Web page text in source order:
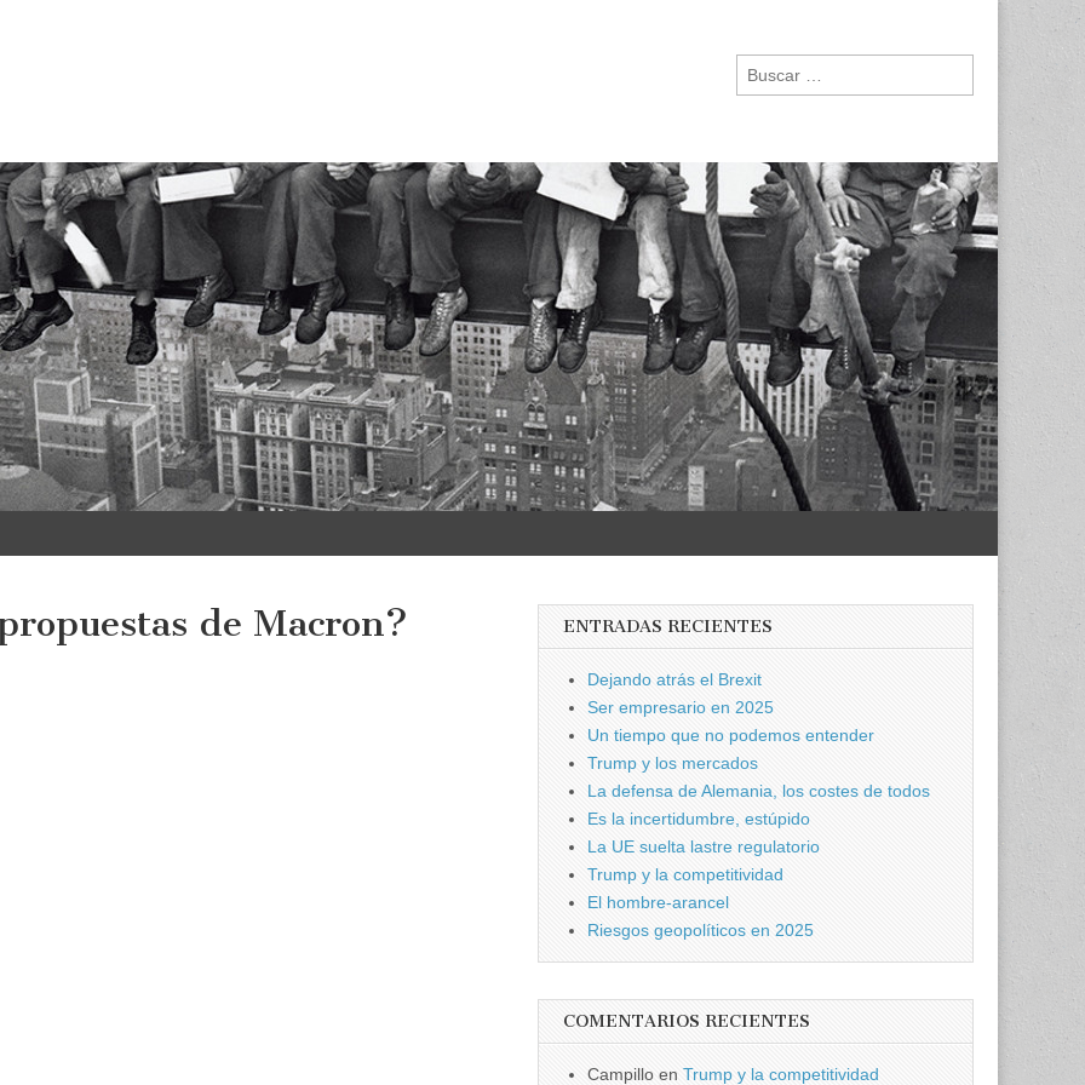
Buscar:
de Macron? ENTRADAS RECIENTES
Dejando atrás el Brexit
Ser empresario en 2025
Un tiempo que no podemos entender
Trump y los mercados
La defensa de Alemania, los costes de todos
Es la incertidumbre, estúpido
La UE suelta lastre regulatorio
Trump y la competitividad
El hombre-arancel
Riesgos geopolíticos en 2025
COMENTARIOS RECIENTES
Campillo enTrump y la competitividad